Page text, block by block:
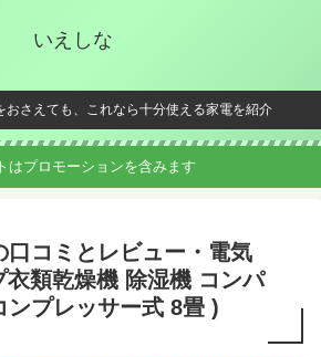
いえしな
おさえても、これなら十分使える家電を紹介
はプロモーションを含みます
口コミとレビュー・電気
衣類乾燥機 除湿機 コンパ
ンプレッサー式 8畳 )